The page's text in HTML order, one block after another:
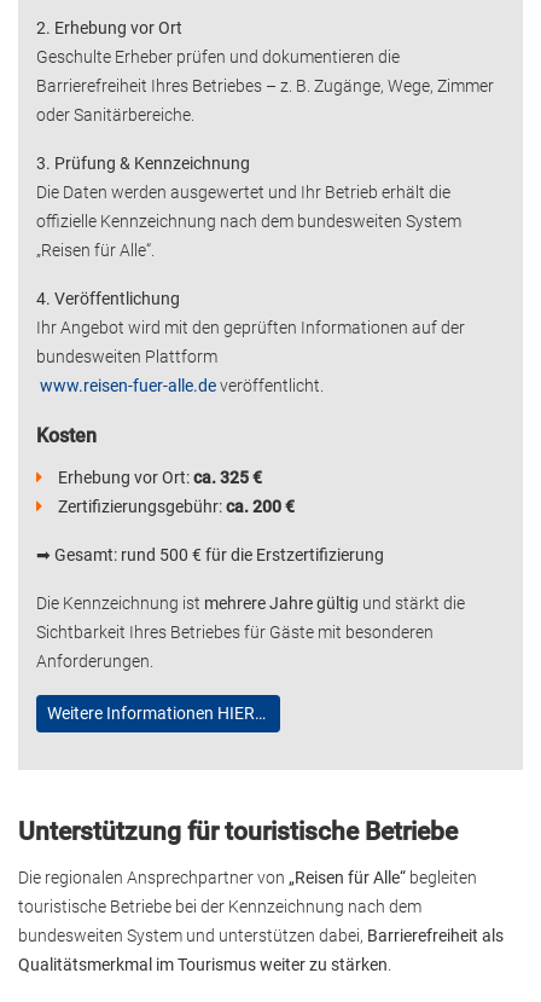
2. Erhebung vor Ort
Geschulte Erheber prüfen und dokumentieren die
Barrierefreiheit Ihres Betriebes – z. B. Zugänge, Wege, Zimmer
oder Sanitärbereiche.
3. Prüfung & Kennzeichnung
Die Daten werden ausgewertet und Ihr Betrieb erhält die
offizielle Kennzeichnung nach dem bundesweiten System
„Reisen für Alle“.
4. Veröffentlichung
Ihr Angebot wird mit den geprüften Informationen auf der
bundesweiten Plattform
www.reisen-fuer-alle.deveröffentlicht.
Kosten
Erhebung vor Ort:ca. 325 €
Zertifizierungsgebühr:ca. 200 €
➡ Gesamt: rund 500 € für die Erstzertifizierung
Die Kennzeichnung ist mehrere Jahre gültig und stärkt die
Sichtbarkeit Ihres Betriebes für Gäste mit besonderen
Anforderungen.
Weitere Informationen HIER…
Unterstützung für touristische Betriebe
Die regionalen Ansprechpartner von „Reisen für Alle“ begleiten
touristische Betriebe bei der Kennzeichnung nach dem
bundesweiten System und unterstützen dabei, Barrierefreiheit als
Qualitätsmerkmal im Tourismus weiter zu stärken